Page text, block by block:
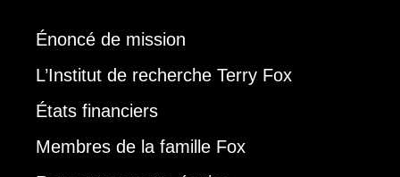
Énoncé de mission
L’Institut de recherche Terry Fox
États financiers
Membres de la famille Fox